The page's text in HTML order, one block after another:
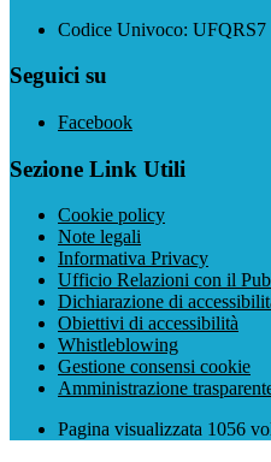
Codice Univoco: UFQRS7
Seguici su
Facebook
Sezione Link Utili
Cookie policy
Note legali
Informativa Privacy
Ufficio Relazioni con il
Dichiarazione di
Obiettivi di accessibilità
Whistleblowing
Gestione consensi cookie
Amministrazione
Pagina visualizzata 1056